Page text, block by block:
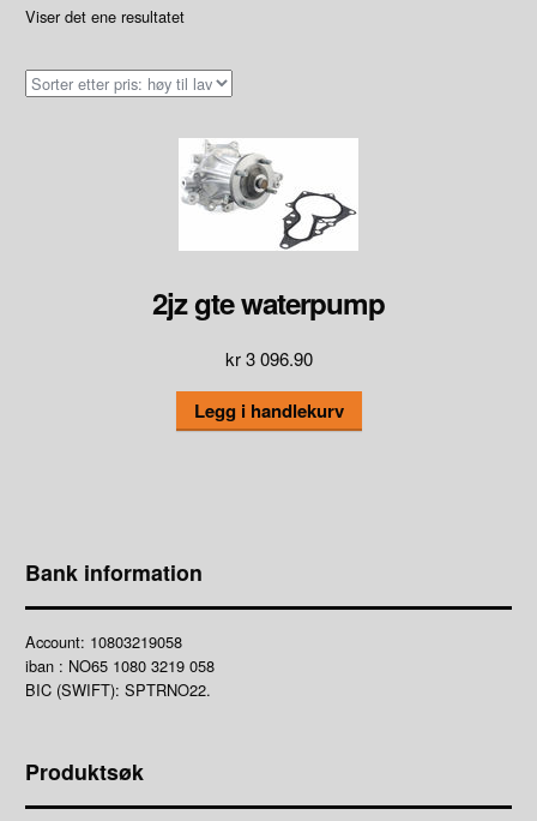
Viser det ene resultatet
2jz gte waterpump
kr3 096.90
Legg i handlekurv
Bank information
Account: 10803219058
iban : NO65 1080 3219 058
BIC (SWIFT): SPTRNO22.
Produktsøk